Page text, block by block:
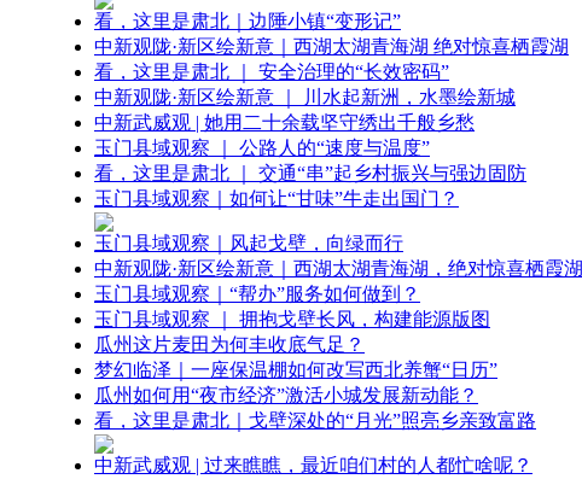
看，这里是肃北｜边陲小镇“变形记”
中新观陇·新区绘新意｜西湖太湖青海湖 绝对惊喜栖霞湖
看，这里是肃北 ｜ 安全治理的“长效密码”
中新观陇·新区绘新意 ｜ 川水起新洲，水墨绘新城
中新武威观 | 她用二十余载坚守绣出千般乡愁
玉门县域观察 ｜ 公路人的“速度与温度”
看，这里是肃北 ｜ 交通“串”起乡村振兴与强边固防
玉门县域观察｜如何让“甘味”牛走出国门？
玉门县域观察｜风起戈壁，向绿而行
中新观陇·新区绘新意｜西湖太湖青海湖，绝对惊喜栖霞湖
玉门县域观察｜“帮办”服务如何做到？
玉门县域观察 ｜ 拥抱戈壁长风，构建能源版图
瓜州这片麦田为何丰收底气足？
梦幻临泽｜一座保温棚如何改写西北养蟹“日历”
瓜州如何用“夜市经济”激活小城发展新动能？
看，这里是肃北｜戈壁深处的“月光”照亮乡亲致富路
中新武威观 | 过来瞧瞧，最近咱们村的人都忙啥呢？